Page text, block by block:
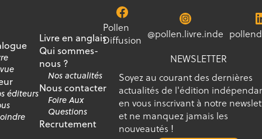
éditeurs
Livre en anglais
Qui sommes-
nous ?
Nos actualités
Nous contacter
Foire Aux
Questions
Recrutement
Pollen
Diffusion @pollen.livre.inde
NEWSLETTER
Soyez au courant des dernières
actualités de l'édition
en vous inscrivant à notre
et ne manquez jamais les
nouveautés !